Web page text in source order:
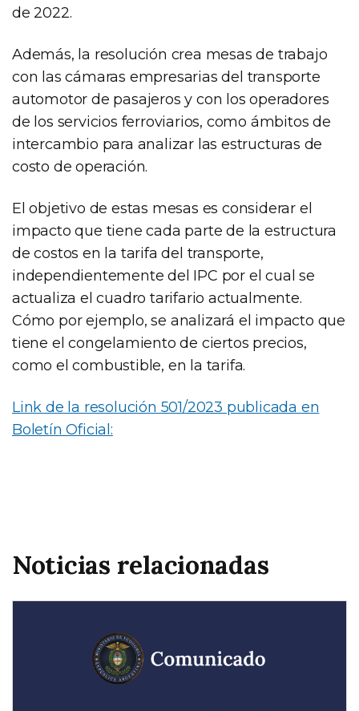
de 2022.
Además, la resolución crea mesas de trabajo
con las cámaras empresarias del transporte
automotor de pasajeros y con los operadores
de los servicios ferroviarios, como ámbitos de
intercambio para analizar las estructuras de
costo de operación.
El objetivo de estas mesas es considerar el
impacto que tiene cada parte de la estructura
de costos en la tarifa del transporte,
independientemente del IPC por el cual se
actualiza el cuadro tarifario actualmente.
Cómo por ejemplo, se analizará el impacto que
tiene el congelamiento de ciertos precios,
como el combustible, en la tarifa.
Link de la resolución 501/2023 publicada en
Boletín Oficial:
Noticias relacionadas